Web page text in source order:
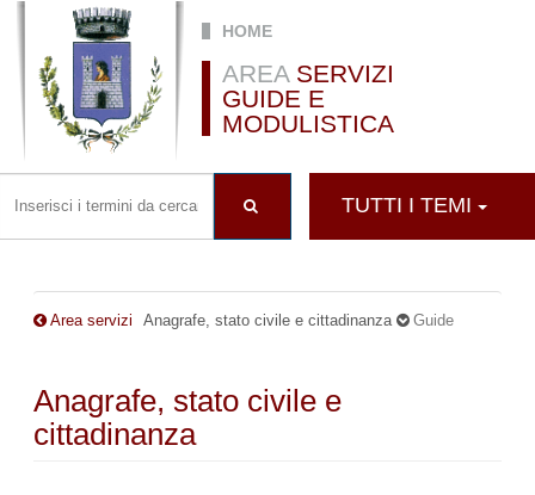
Salta al contenuto principale
HOME
AREASERVIZI
GUIDE E
MODULISTICA
TUTTI I TEMI
Area servizi Anagrafe, stato civile e cittadinanza Guide
Anagrafe, stato civile e
cittadinanza